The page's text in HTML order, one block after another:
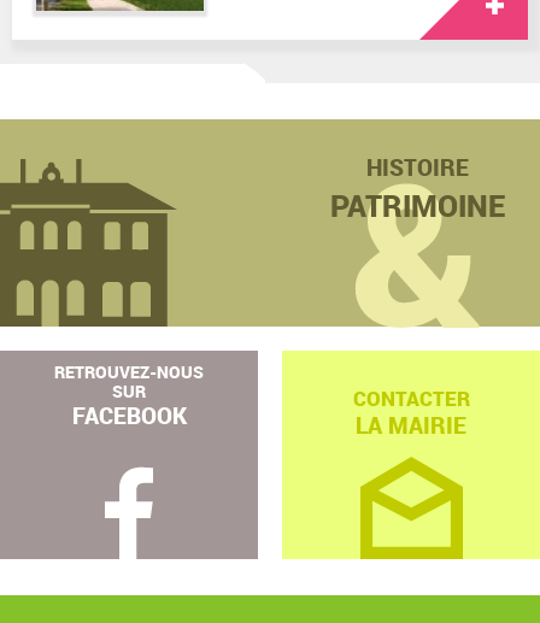
HISTOIRE
PATRIMOINE
RETROUVEZ-NOUS
SUR
FACEBOOK
CONTACTER
LA MAIRIE